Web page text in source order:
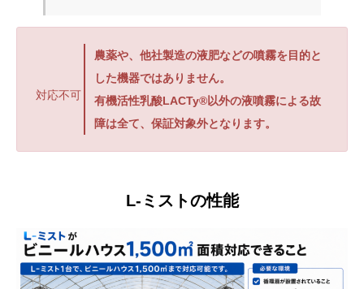
対応不可
農薬や、他社製造の液肥などの噴霧を目的と
した機器ではありません。
有機活性乳酸LACTy®以外の液噴霧による故
障は全て、保証対象外となります。
L-ミストの性能